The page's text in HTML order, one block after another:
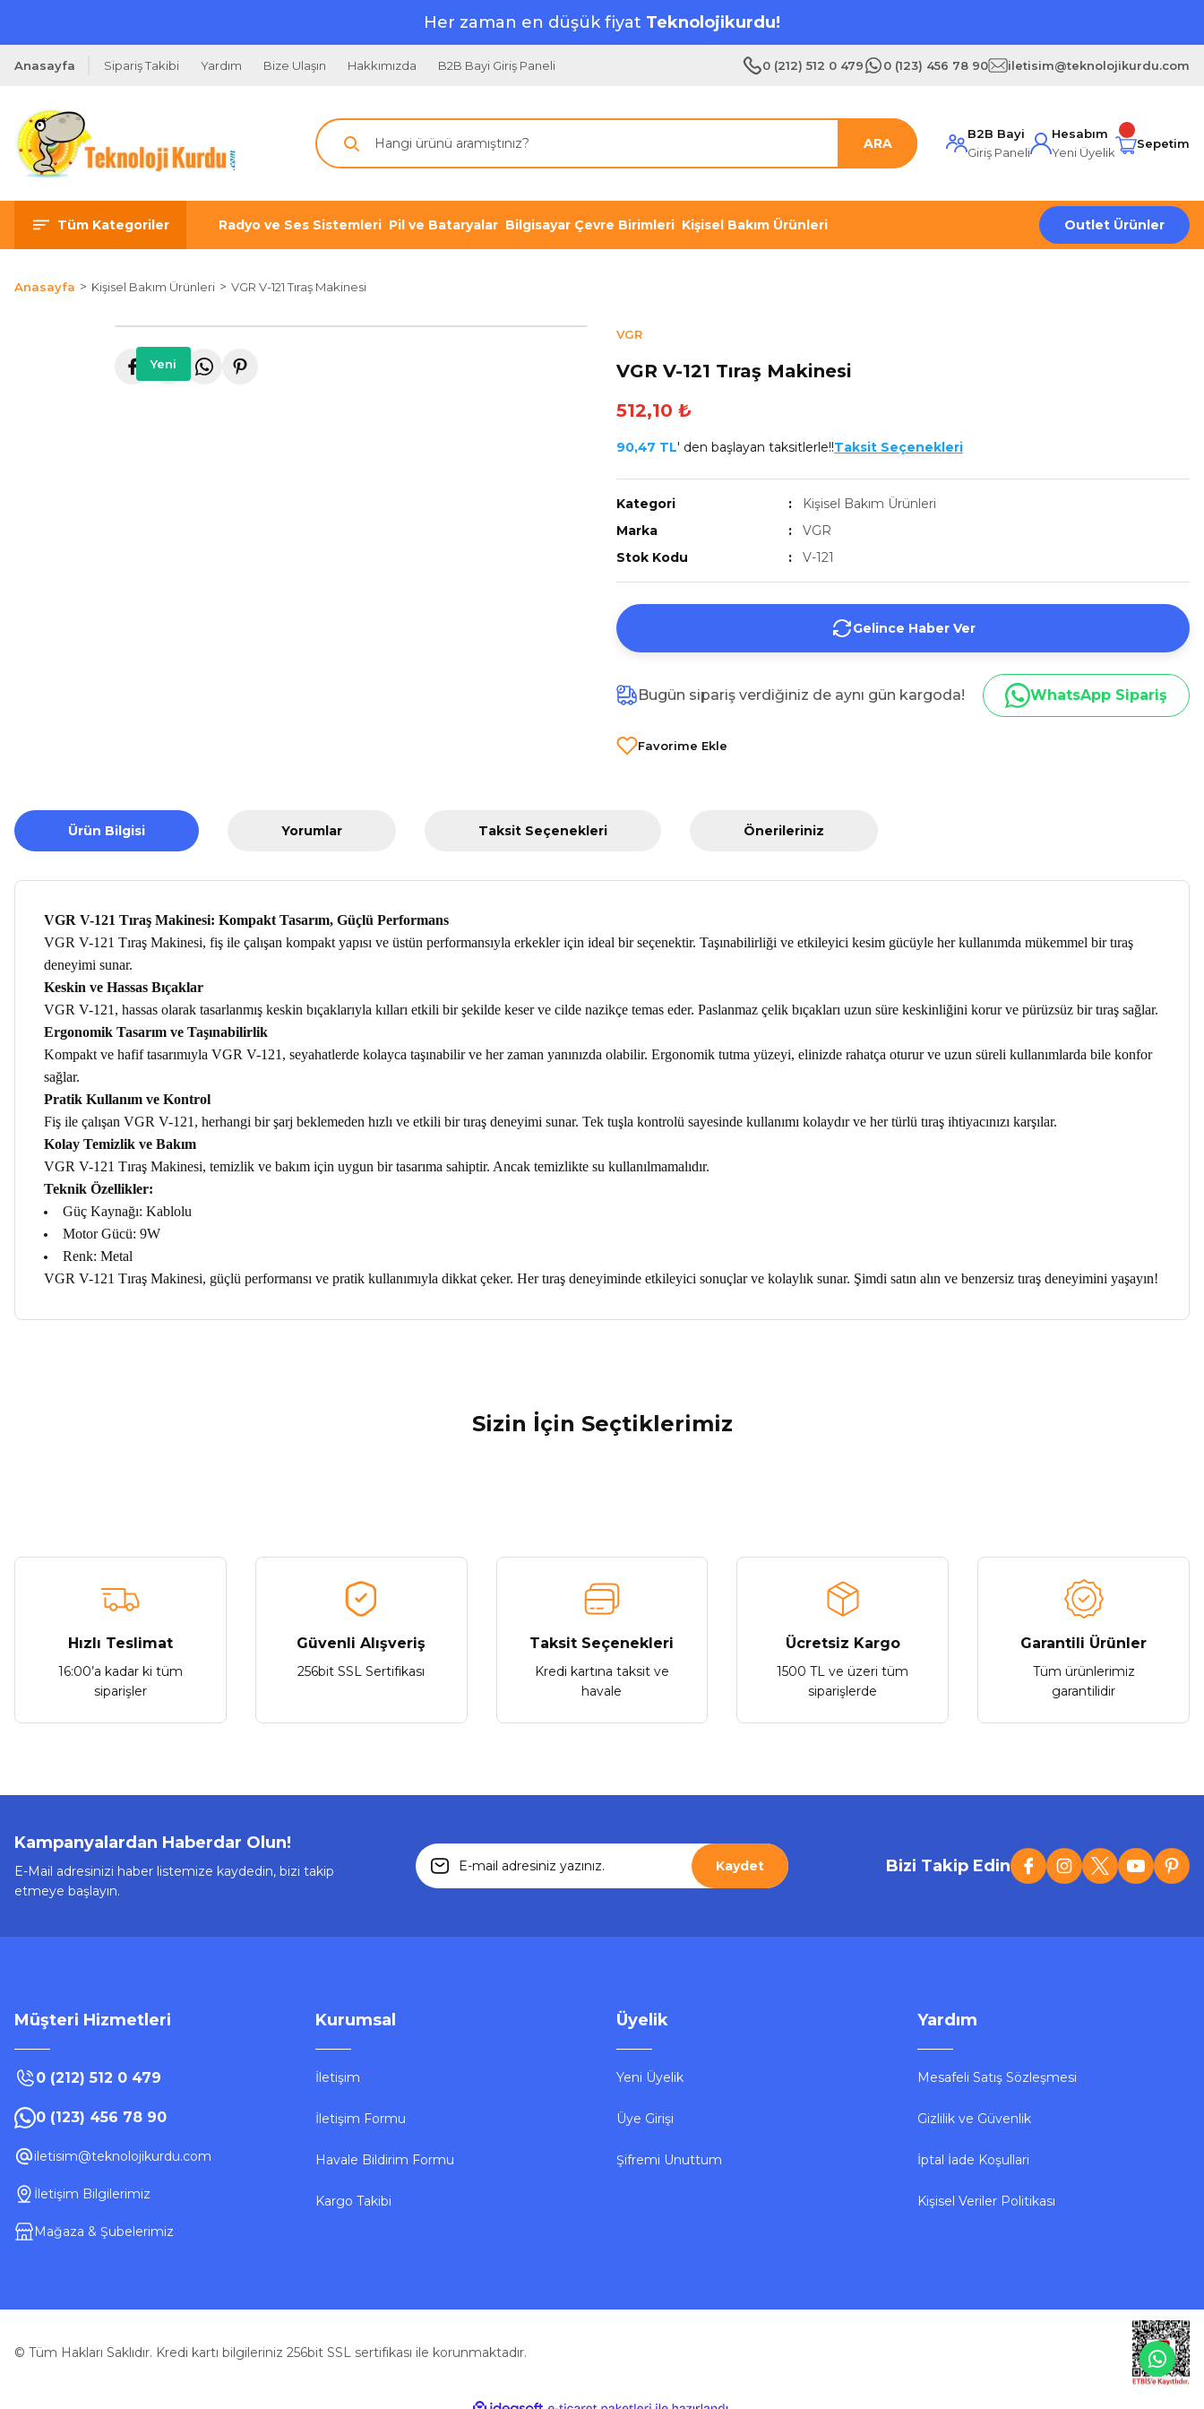
Her zaman en düşük fiyat Teknolojikurdu!
Anasayfa Sipariş Takibi Yardım Bize Ulaşın Hakkımızda B2B Bayi Giriş Paneli 0 (212) 512 0 479 0 (123) 456 78 90 iletisim@teknolojikurdu.com
ARA
B2B Bayi
Giriş Paneli
Hesabım
Yeni Üyelik
Sepetim
Tüm Kategoriler Radyo ve Ses Sistemleri Pil ve Bataryalar Bilgisayar Çevre Birimleri Kişisel Bakım Ürünleri Outlet Ürünler
Anasayfa Kişisel Bakım Ürünleri VGR V-121 Tıraş Makinesi
Yeni
VGR
VGR V-121 Tıraş Makinesi
512,10 ₺
90,47 TL' den başlayan taksitlerle!!Taksit Seçenekleri
Kategori
Kişisel Bakım Ürünleri
Marka
VGR
Stok Kodu
V-121
Gelince Haber Ver
Bugün sipariş verdiğiniz de aynı gün kargoda! WhatsApp Sipariş
Ürün Bilgisi Yorumlar Taksit Seçenekleri Önerileriniz
VGR V-121 Tıraş Makinesi: Kompakt Tasarım, Güçlü Performans
VGR V-121 Tıraş Makinesi, fiş ile çalışan kompakt yapısı ve üstün performansıyla erkekler için ideal bir seçenektir. Taşınabilirliği ve etkileyici kesim gücüyle her kullanımda mükemmel bir tıraş
deneyimi sunar.
Keskin ve Hassas Bıçaklar
VGR V-121, hassas olarak tasarlanmış keskin bıçaklarıyla kılları etkili bir şekilde keser ve cilde nazikçe temas eder. Paslanmaz çelik bıçakları uzun süre keskinliğini korur ve pürüzsüz bir tıraş sağlar.
Ergonomik Tasarım ve Taşınabilirlik
Kompakt ve hafif tasarımıyla VGR V-121, seyahatlerde kolayca taşınabilir ve her zaman yanınızda olabilir. Ergonomik tutma yüzeyi, elinizde rahatça oturur ve uzun süreli kullanımlarda bile konfor
sağlar.
Pratik Kullanım ve Kontrol
Fiş ile çalışan VGR V-121, herhangi bir şarj beklemeden hızlı ve etkili bir tıraş deneyimi sunar. Tek tuşla kontrolü sayesinde kullanımı kolaydır ve her türlü tıraş ihtiyacınızı karşılar.
Kolay Temizlik ve Bakım
VGR V-121 Tıraş Makinesi, temizlik ve bakım için uygun bir tasarıma sahiptir. Ancak temizlikte su kullanılmamalıdır.
Teknik Özellikler:
Güç Kaynağı: Kablolu
Motor Gücü: 9W
Renk: Metal
VGR V-121 Tıraş Makinesi, güçlü performansı ve pratik kullanımıyla dikkat çeker. Her tıraş deneyiminde etkileyici sonuçlar ve kolaylık sunar. Şimdi satın alın ve benzersiz tıraş deneyimini yaşayın!
Gönder
Sizin İçin Seçtiklerimiz
Stokta Yok Stokta Yok
Tükendi
VGR
VGR V-695 Tıraş Makinesi
Hızlı Teslimat
16:00’a kadar ki tüm
siparişler
Güvenli Alışveriş
256bit SSL Sertifikası
Taksit Seçenekleri
Kredi kartına taksit ve
havale
Ücretsiz Kargo
1500 TL ve üzeri tüm
siparişlerde
Garantili Ürünler
Tüm ürünlerimiz
garantilidir
Kampanyalardan Haberdar Olun!
E-Mail adresinizi haber listemize kaydedin, bizi takip
etmeye başlayın.
Kaydet Bizi Takip Edin
Müşteri Hizmetleri
0 (212) 512 0 479
0 (123) 456 78 90
iletisim@teknolojikurdu.com
İletişim Bilgilerimiz
Mağaza & Şubelerimiz
Kurumsal
İletişim
İletişim Formu
Havale Bildirim Formu
Kargo Takibi
Üyelik
Yeni Üyelik
Üye Girişi
Şifremi Unuttum
Yardım
Mesafeli Satış Sözleşmesi
Gizlilik ve Güvenlik
İptal İade Koşullari
Kişisel Veriler Politikası
© Tüm Hakları Saklıdır. Kredi kartı bilgileriniz 256bit SSL sertifikası ile korunmaktadır.